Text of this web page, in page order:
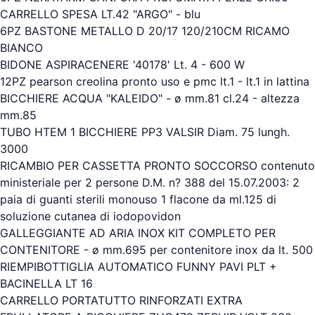
CARRELLO SPESA LT.42 "ARGO" - blu
6PZ BASTONE METALLO D 20/17 120/210CM RICAMO
BIANCO
BIDONE ASPIRACENERE '40178' Lt. 4 - 600 W
12PZ pearson creolina pronto uso e pmc lt.1 - lt.1 in lattina
BICCHIERE ACQUA "KALEIDO" - ø mm.81 cl.24 - altezza
mm.85
TUBO HTEM 1 BICCHIERE PP3 VALSIR Diam. 75 lungh.
3000
RICAMBIO PER CASSETTA PRONTO SOCCORSO contenuto
ministeriale per 2 persone D.M. n? 388 del 15.07.2003: 2
paia di guanti sterili monouso 1 flacone da ml.125 di
soluzione cutanea di iodopovidon
GALLEGGIANTE AD ARIA INOX KIT COMPLETO PER
CONTENITORE - ø mm.695 per contenitore inox da lt. 500
RIEMPIBOTTIGLIA AUTOMATICO FUNNY PAVI PLT +
BACINELLA LT 16
CARRELLO PORTATUTTO RINFORZATI EXTRA